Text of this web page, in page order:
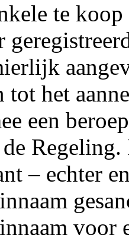
te
tot het
een
de
– echter
voor